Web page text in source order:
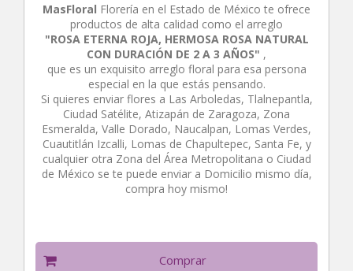
MasFloral Florería en el Estado de México te ofrece
productos de alta calidad como el arreglo
"ROSA ETERNA ROJA, HERMOSA ROSA NATURAL
CON DURACIÓN DE 2 A 3 AÑOS" ,
que es un exquisito arreglo floral para esa persona
especial en la que estás pensando.
Si quieres enviar flores a Las Arboledas, Tlalnepantla,
Ciudad Satélite, Atizapán de Zaragoza, Zona
Esmeralda, Valle Dorado, Naucalpan, Lomas Verdes,
Cuautitlán Izcalli, Lomas de Chapultepec, Santa Fe, y
cualquier otra Zona del Área Metropolitana o Ciudad
de México se te puede enviar a Domicilio mismo día,
compra hoy mismo!
Comprar